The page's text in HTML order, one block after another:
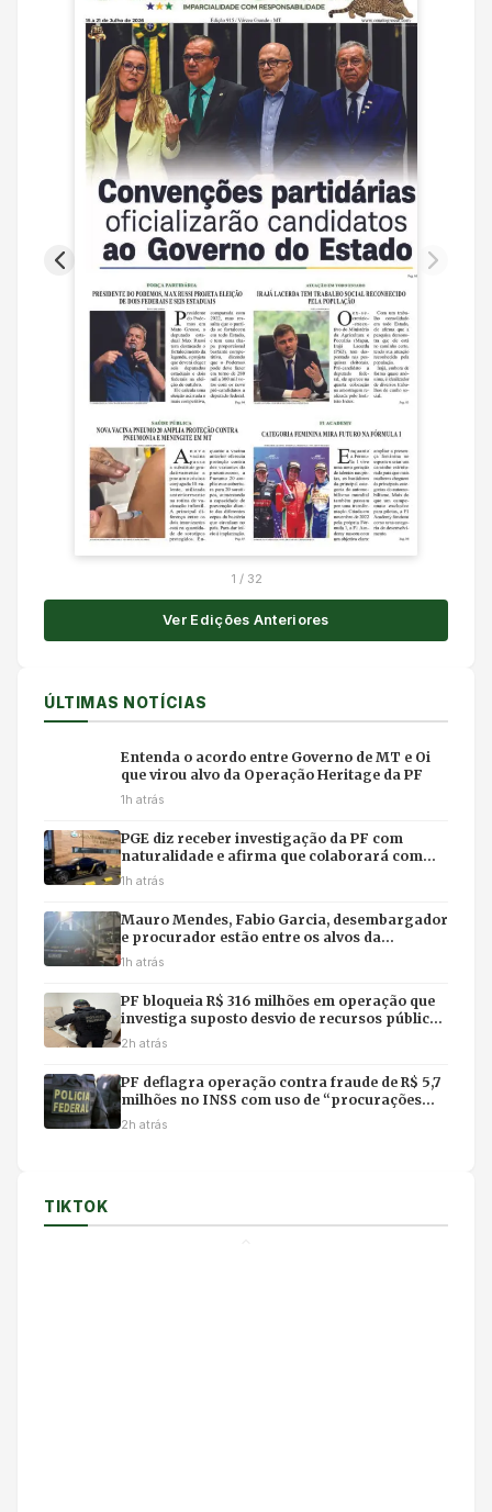
1 / 32
Ver Edições Anteriores
ÚLTIMAS NOTÍCIAS
Entenda o acordo entre Governo de MT e Oi
que virou alvo da Operação Heritage da PF
1h atrás
PGE diz receber investigação da PF com
naturalidade e afirma que colaborará com
apuração
1h atrás
Mauro Mendes, Fabio Garcia, desembargador
e procurador estão entre os alvos da
Operação Heritage da PF
1h atrás
PF bloqueia R$ 316 milhões em operação que
investiga suposto desvio de recursos públicos
em MT
2h atrás
PF deflagra operação contra fraude de R$ 5,7
milhões no INSS com uso de “procurações
fantasmas”
2h atrás
TIKTOK